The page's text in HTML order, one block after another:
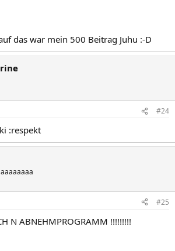
das war mein 500 Beitrag Juhu :-D
#24
:respekt
#25
N ABNEHMPROGRAMM !!!!!!!!!